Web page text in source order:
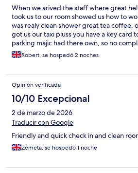
When we arived the staff where great
took us to our room showed us how to
was realy clean shower great tea coffee,
got us our taxi pluss you have a key card
parking majic had there own, so no
lovely time,
Robert, se hospedó 2 noches
Opinión verificada
10/10 Excepcional
2 de marzo de 2026
Traducir con Google
Friendly and quick check in and clean
Zemeta, se hospedó 1 noche